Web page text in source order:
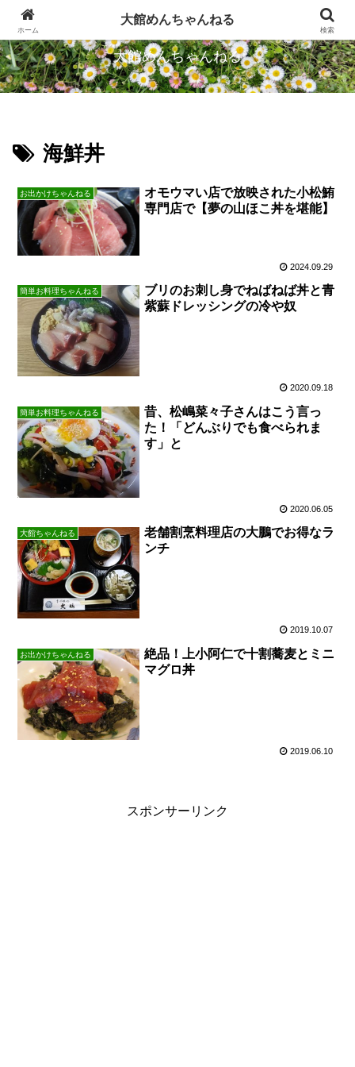
忠犬ハチ公のふるさとから発信します
大館めんちゃんねる
海鮮丼
お出かけちゃんねる
オモウマい店で放映された小松鮪
専門店で【夢の山ほこ丼を堪能】
2024.09.29
簡単お料理ちゃんねる
ブリのお刺し身でねばねば丼と青
紫蘇ドレッシングの冷や奴
2020.09.18
簡単お料理ちゃんねる
昔、松嶋菜々子さんはこう言っ
た！「どんぶりでも食べられま
す」と
2020.06.05
大館ちゃんねる
老舗割烹料理店の大鵬でお得なラ
ンチ
2019.10.07
お出かけちゃんねる
絶品！上小阿仁で十割蕎麦とミニ
マグロ丼
2019.06.10
スポンサーリンク
ホーム
大館めんちゃんねる
検索